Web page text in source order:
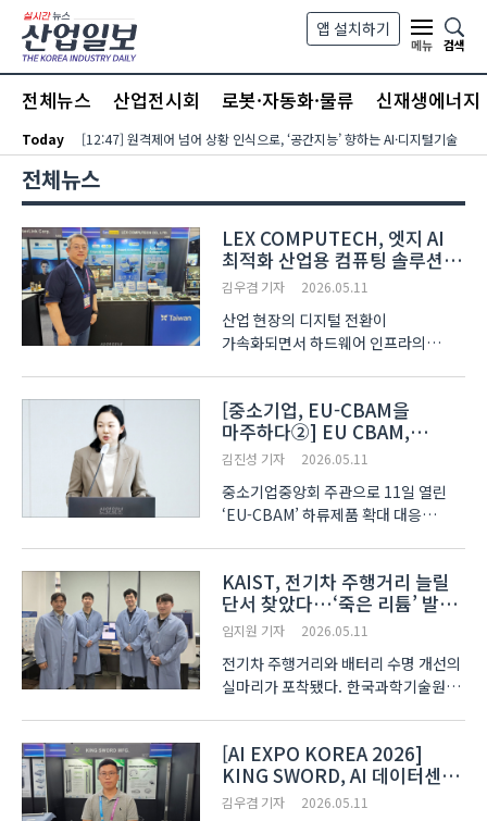
본문 바로가기
앱 설치하기
메뉴
검색
전체뉴스 산업전시회 로봇·자동화·물류 신재생에너지
Today [12:47] 원격제어 넘어 상황 인식으로, ‘공간지능’ 향하는 AI·디지털기술
전체뉴스
LEX COMPUTECH, 엣지 AI
최적화 산업용 컴퓨팅 솔루션
제시 [AI EXPO KOREA 2026]
김우겸 기자 2026.05.11
산업 현장의 디지털 전환이
가속화되면서 하드웨어 인프라의
사흘간 서울 코엑스(COEX)에서 개최된
‘2026 국제인공지능대전(AI EXPO
KOREA 2026)’에서는 자동화..
[중소기업, EU-CBAM을
마주하다②] EU CBAM,
중소기업도 실제값 사용해야
김진성 기자 2026.05.11
중소기업중앙회 주관으로 11일 열린
‘EU-CBAM’ 하류제품 확대 대응
한국생산기술연구원
국가청정생산지원센터 신서린
수석연구원은 1부에서 EU CBAM과
하류재 확대안..
KAIST, 전기차 주행거리 늘릴
단서 찾았다…‘죽은 리튬’ 발생
순간 관측
임지원 기자 2026.05.11
전기차 주행거리와 배터리 수명 개선의
실마리가 포착됐다. 한국과학기술원
유력 후보로 주목되는 리튬 금속
배터리의 성능 저하가 시작되는 순간을
나노 수준에서 직접 관찰하는 ..
[AI EXPO KOREA 2026]
KING SWORD, AI 데이터센터
발열 잡는 수냉 배관으로 한국
김우겸 기자 2026.05.11